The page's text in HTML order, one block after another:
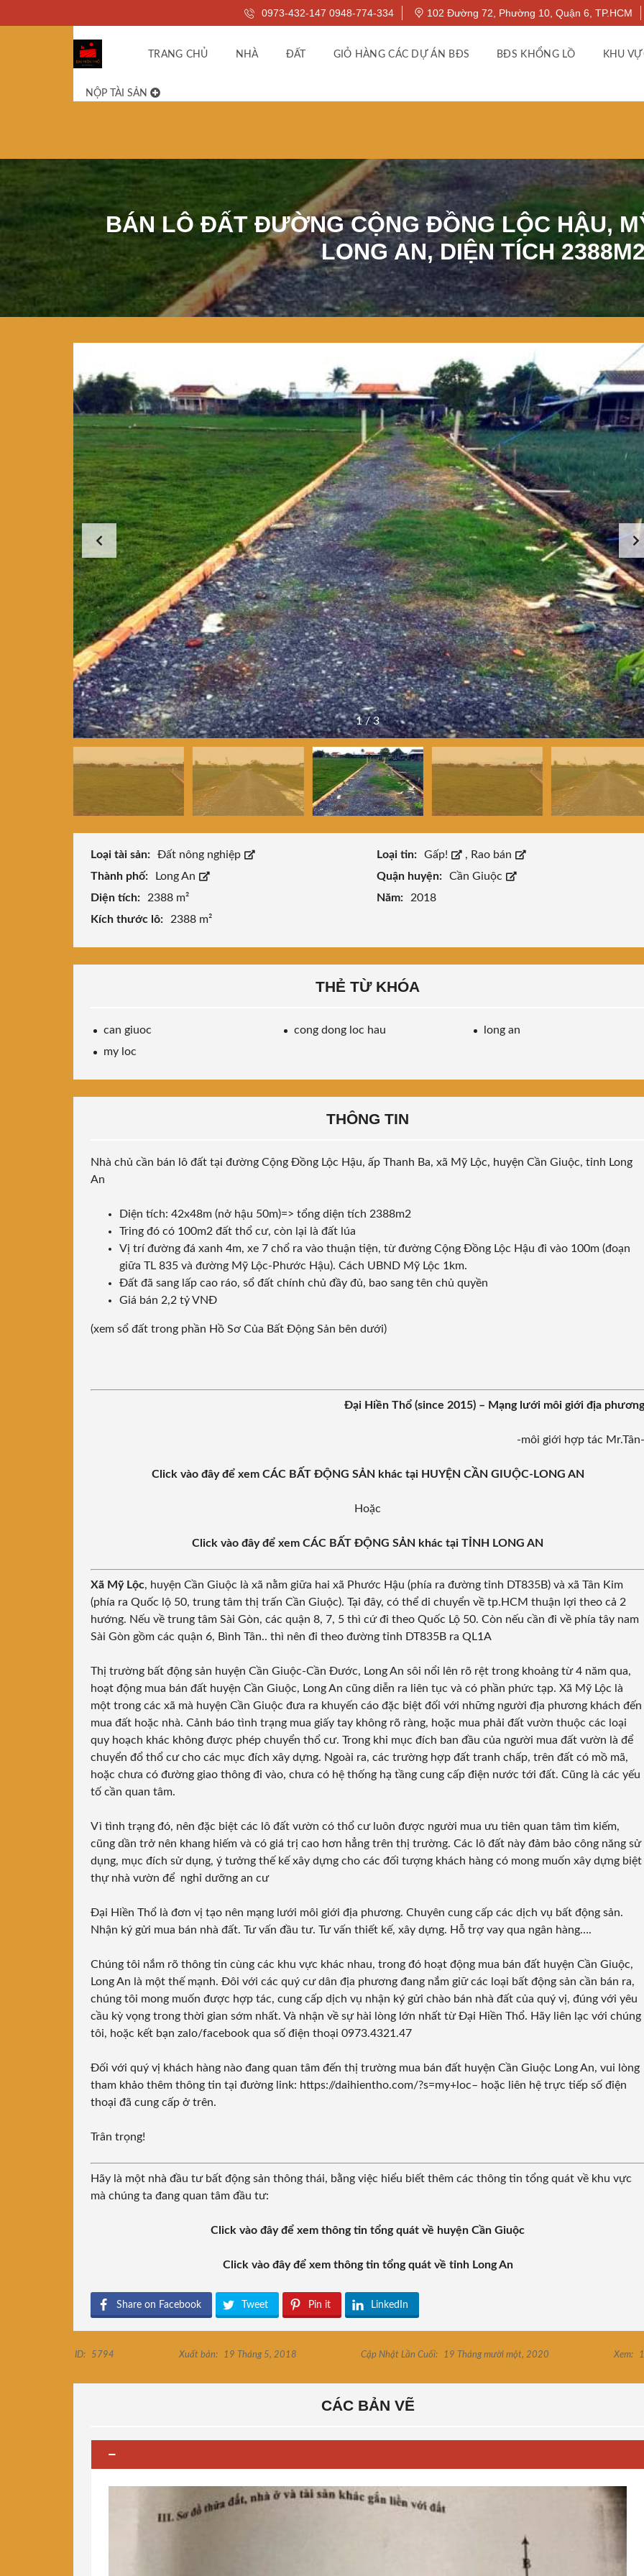
0973-432-147 0948-774-334 102 Đường 72, Phường 10, Quận 6, TP.HCM
TRANG CHỦ NHÀ ĐẤT GIỎ HÀNG CÁC DỰ ÁN BĐS BĐS KHỔNG LỒ KHU
NỘP TÀI SẢN
BÁN LÔ ĐẤT ĐƯỜNG CỘNG ĐỒNG LỘC HẬU,
LONG AN, DIỆN TÍCH
1/3
Loại tài sản: Đất nông nghiệp Loại tin: Gấp! , Rao bán
Thành phố:
Long An Quận huyện:
Cần Giuộc
Diện tích:
2388 m² Năm:
2018
Kích thước lô:
2388 m²
THẺ TỪ KHÓA
can giuoc cong dong loc hau
long an
my loc
THÔNG TIN
Nhà chủ cần bán lô đất tại đường Cộng Đồng Lộc Hậu, ấp Thanh Ba, xã Mỹ Lộc, huyện Cần Giuộc, tỉnh Long
An
Diện tích: 42x48m (nở hậu 50m)=> tổng diện tích 2388m2
Tring đó có 100m2 đất thổ cư, còn lại là đất lúa
Vị trí đường đá xanh 4m, xe 7 chổ ra vào thuận tiện, từ đường Cộng Đồng Lộc Hậu đi vào 100m (đoạn
giữa TL 835 và đường Mỹ Lộc-Phước Hậu). Cách UBND Mỹ Lộc 1km.
Đất đã sang lấp cao ráo, sổ đất chính chủ đầy đủ, bao sang tên chủ quyền
Giá bán 2,2 tỷ VNĐ
(xem sổ đất trong phần Hồ Sơ Của Bất Động Sản bên dưới)
Đại Hiền Thổ (since 2015) – Mạng lưới môi giới địa phương
-môi giới hợp tác Mr.Tân-
Click vào đây để xem CÁC BẤT ĐỘNG SẢN khác tại HUYỆN CẦN GIUỘC-LONG AN
Hoặc
Click vào đây để xem CÁC BẤT ĐỘNG SẢN khác tại TỈNH LONG AN
Xã Mỹ Lộc, huyện Cần Giuộc là xã nằm giữa hai xã Phước Hậu (phía ra đường tỉnh DT835B) và xã Tân Kim
(phía ra Quốc lộ 50, trung tâm thị trấn Cần Giuộc). Tại đây, có thể di chuyển về tp.HCM thuận lợi theo cả 2
hướng. Nếu về trung tâm Sài Gòn, các quận 8, 7, 5 thì cứ đi theo Quốc Lộ 50. Còn nếu cần đi về phía tây nam
Sài Gòn gồm các quận 6, Bình Tân.. thì nên đi theo đường tỉnh DT835B ra QL1A
Thị trường bất động sản huyện Cần Giuộc-Cần Đước, Long An sôi nổi lên rõ rệt trong khoảng từ 4 năm qua,
hoạt động mua bán đất huyện Cần Giuộc, Long An cũng diễn ra liên tục và có phần phức tạp. Xã Mỹ Lộc là
một trong các xã mà huyện Cần Giuộc đưa ra khuyến cáo đặc biệt đối với những người địa phương khách đến
mua đất hoặc nhà. Cảnh báo tình trạng mua giấy tay không rõ ràng, hoặc mua phải đất vườn thuộc các loại
quy hoạch khác không được phép chuyển thổ cư. Trong khi mục đích ban đầu của người mua đất vườn là để
chuyển đổ thổ cư cho các mục đích xây dựng. Ngoài ra, các trường hợp đất tranh chấp, trên đất có mồ mã,
hoặc chưa có đường giao thông đi vào, chưa có hệ thống hạ tầng cung cấp điện nước tới đất. Cũng là các yếu
tố cần quan tâm.
Vì tình trạng đó, nên đặc biệt các lô đất vườn có thổ cư luôn được người mua ưu tiên quan tâm tìm kiếm,
cũng dần trở nên khang hiếm và có giá trị cao hơn hẳng trên thị trường. Các lô đất này đảm bảo công năng sử
dụng, mục đích sử dụng, ý tưởng thế kế xây dựng cho các đối tượng khách hàng có mong muốn xây dựng biệt
thự nhà vườn để nghỉ dưỡng an cư
Đại Hiền Thổ là đơn vị tạo nên mạng lưới môi giới địa phương. Chuyên cung cấp các dịch vụ bất động sản.
Nhận ký gửi mua bán nhà đất. Tư vấn đầu tư. Tư vấn thiết kế, xây dựng. Hỗ trợ vay qua ngân hàng….
Chúng tôi nắm rõ thông tin cùng các khu vực khác nhau, trong đó hoạt động mua bán đất huyện Cần Giuộc,
Long An là một thế mạnh. Đôi với các quý cư dân địa phương đang nắm giữ các loại bất động sản cần bán ra,
chúng tôi mong muốn được hợp tác, cung cấp dịch vụ nhận ký gửi chào bán nhà đất của quý vị, đúng với yêu
cầu kỳ vọng trong thời gian sớm nhất. Và nhận về sự hài lòng lớn nhất từ Đại Hiền Thổ. Hãy liên lạc với chúng
tôi, hoặc kết bạn zalo/facebook qua số điện thoại 0973.4321.47
Đối với quý vị khách hàng nào đang quan tâm đến thị trường mua bán đất huyện Cần Giuộc Long An, vui lòng
tham khảo thêm thông tin tại đường link: https://daihientho.com/?s=my+loc– hoặc liên hệ trực tiếp số điện
thoại đã cung cấp ở trên.
Trân trọng!
Hãy là một nhà đầu tư bất động sản thông thái, bằng việc hiểu biết thêm các thông tin tổng quát về khu vực
mà chúng ta đang quan tâm đầu tư:
Click vào đây để xem thông tin tổng quát về huyện Cần Giuộc
Click vào đây để xem thông tin tổng quát về tỉnh Long An
Share on Facebook Tweet Pin it LinkedIn
ID: 5794 Xuất bản: 19 Tháng 5, 2018 Cập Nhật Lần Cuối: 19 Tháng mười một, 2020 Xem:
CÁC BẢN VẼ